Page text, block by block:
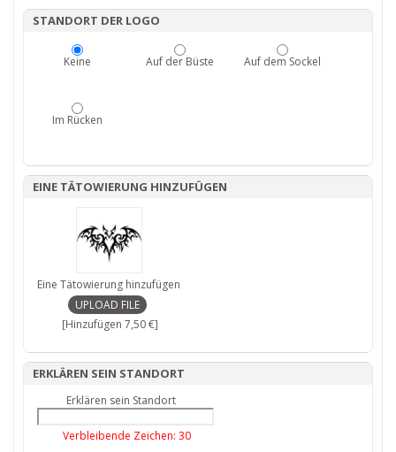
STANDORT DER LOGO
Keine Auf der Büste Auf dem Sockel
Im Rücken
EINE TÄTOWIERUNG HINZUFÜGEN
Eine Tätowierung hinzufügen
[Hinzufügen 7,50 €]
ERKLÄREN SEIN STANDORT
Erklären sein Standort
Verbleibende Zeichen: 30